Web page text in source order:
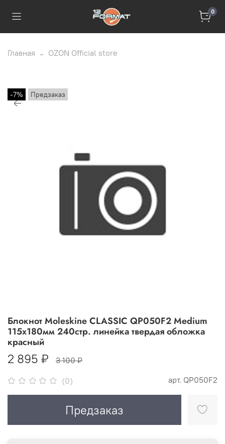
0
Главная OZON Official store
-7% Предзаказ
(0) арт. QP050F2
Блокнот Moleskine CLASSIC QP050F2 Medium
115x180мм 240стр. линейка твердая обложка
красный
2 895 ₽ 3 100 ₽
Предзаказ